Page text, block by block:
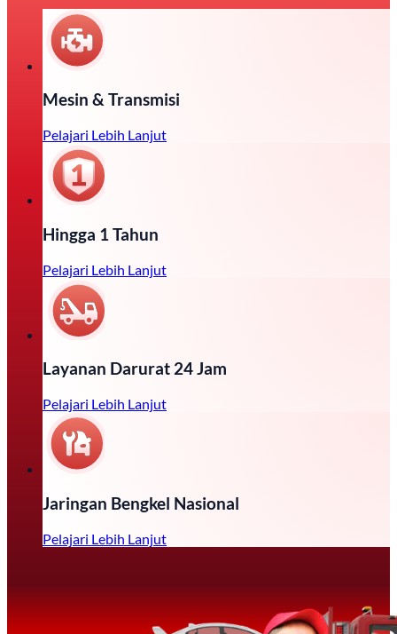
Mesin & Transmisi
Pelajari Lebih Lanjut
Hingga 1 Tahun
Pelajari Lebih Lanjut
Layanan Darurat 24 Jam
Pelajari Lebih Lanjut
Jaringan Bengkel Nasional
Pelajari Lebih Lanjut